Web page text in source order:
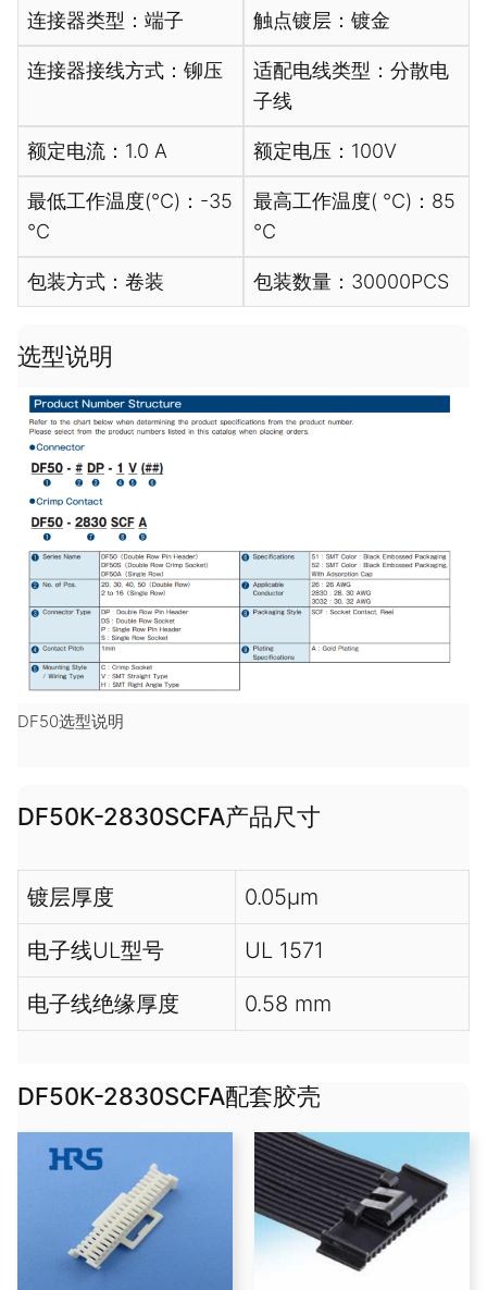
连接器类型：端子 触点镀层：镀金
连接器接线方式：铆压
适配电线类型：分散电
子线
额定电流：1.0 A 额定电压：100V
最低工作温度(℃)：-35
℃
最高工作温度( ℃)：85
℃
包装方式：卷装 包装数量：30000PCS
选型说明
DF50选型说明
DF50K-2830SCFA产品尺寸
镀层厚度 0.05µm
电子线UL型号 UL 1571
电子线绝缘厚度 0.58 mm
DF50K-2830SCFA配套胶壳